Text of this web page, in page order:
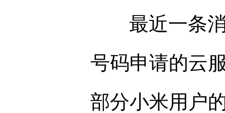
最近一条消
号码申请的云
部分小米用户